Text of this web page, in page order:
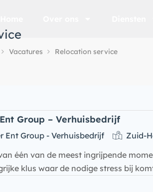
Vacatures Relocation service
Group – Verhuisbedrijf
Ent Group - Verhuisbedrijf
Zuid-
één van de meest ingrijpende
klus waar de nodige stress bij